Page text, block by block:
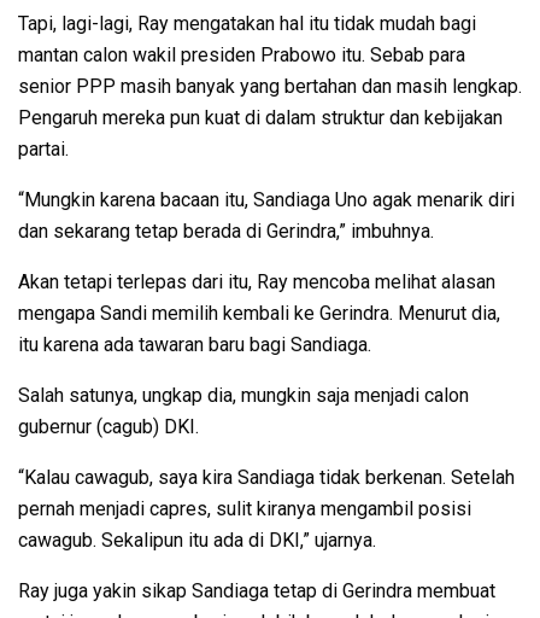
Tapi, lagi-lagi, Ray mengatakan hal itu tidak mudah bagi
mantan calon wakil presiden Prabowo itu. Sebab para
senior PPP masih banyak yang bertahan dan masih lengkap.
Pengaruh mereka pun kuat di dalam struktur dan kebijakan
partai.
“Mungkin karena bacaan itu, Sandiaga Uno agak menarik diri
dan sekarang tetap berada di Gerindra,” imbuhnya.
Akan tetapi terlepas dari itu, Ray mencoba melihat alasan
mengapa Sandi memilih kembali ke Gerindra. Menurut dia,
itu karena ada tawaran baru bagi Sandiaga.
Salah satunya, ungkap dia, mungkin saja menjadi calon
gubernur (cagub) DKI.
“Kalau cawagub, saya kira Sandiaga tidak berkenan. Setelah
pernah menjadi capres, sulit kiranya mengambil posisi
cawagub. Sekalipun itu ada di DKI,” ujarnya.
Ray juga yakin sikap Sandiaga tetap di Gerindra membuat